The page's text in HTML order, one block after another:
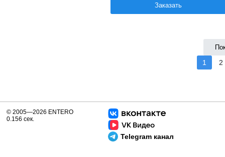
Заказать
1 2
Telegram канал
© 2005—2026 ENTERO
0.156 сек.